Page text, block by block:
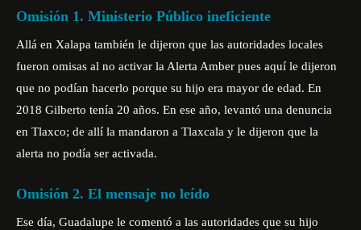
Omisión 1. Ministerio Público ineficiente
Allá en Xalapa también le dijeron que las autoridades locales
fueron omisas al no activar la Alerta Amber pues aquí le dijeron
que no podían hacerlo porque su hijo era mayor de edad. En
2018 Gilberto tenía 20 años. En ese año, levantó una denuncia
en Tlaxco; de allí la mandaron a Tlaxcala y le dijeron que la
alerta no podía ser activada.
Omisión 2. El mensaje no leído
Ese día, Guadalupe le comentó a las autoridades que su hijo